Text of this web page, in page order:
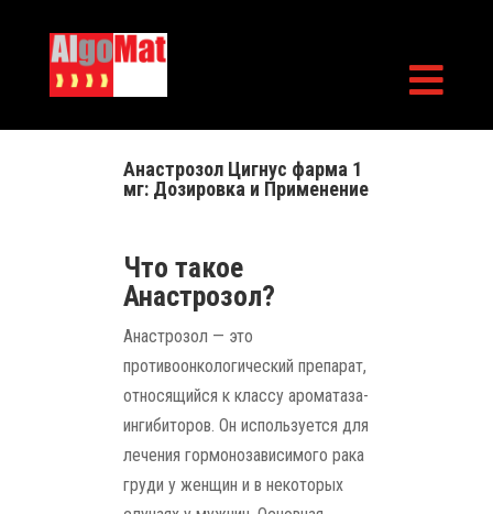

Анастрозол Цигнус фарма 1
мг: Дозировка и Применение
Что такое
Анастрозол?
Aнастрозол — это
противоонкологический препарат,
относящийся к классу ароматаза-
ингибиторов. Он используется для
лечения гормонозависимого рака
груди у женщин и в некоторых